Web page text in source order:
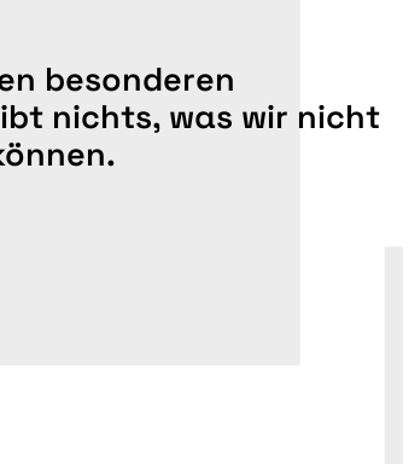
besonderen
nichts, was wir nicht